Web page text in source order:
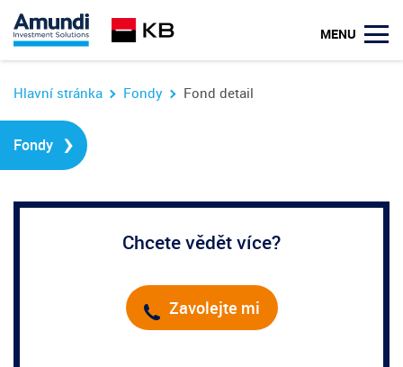
MENU
Hlavní stránka Fondy Fond detail
Fondy ›
Chcete vědět více?
Zavolejte mi